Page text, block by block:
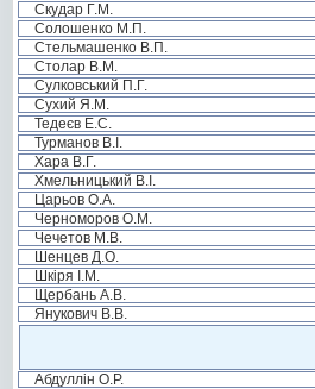
Скудар Г.М.
Солошенко М.П.
Стельмашенко В.П.
Столар В.М.
Сулковський П.Г.
Сухий Я.М.
Тедеєв Е.С.
Турманов В.І.
Хара В.Г.
Хмельницький В.І.
Царьов О.А.
Черноморов О.М.
Чечетов М.В.
Шенцев Д.О.
Шкіря І.М.
Щербань А.В.
Янукович В.В.
Абдуллін О.Р.